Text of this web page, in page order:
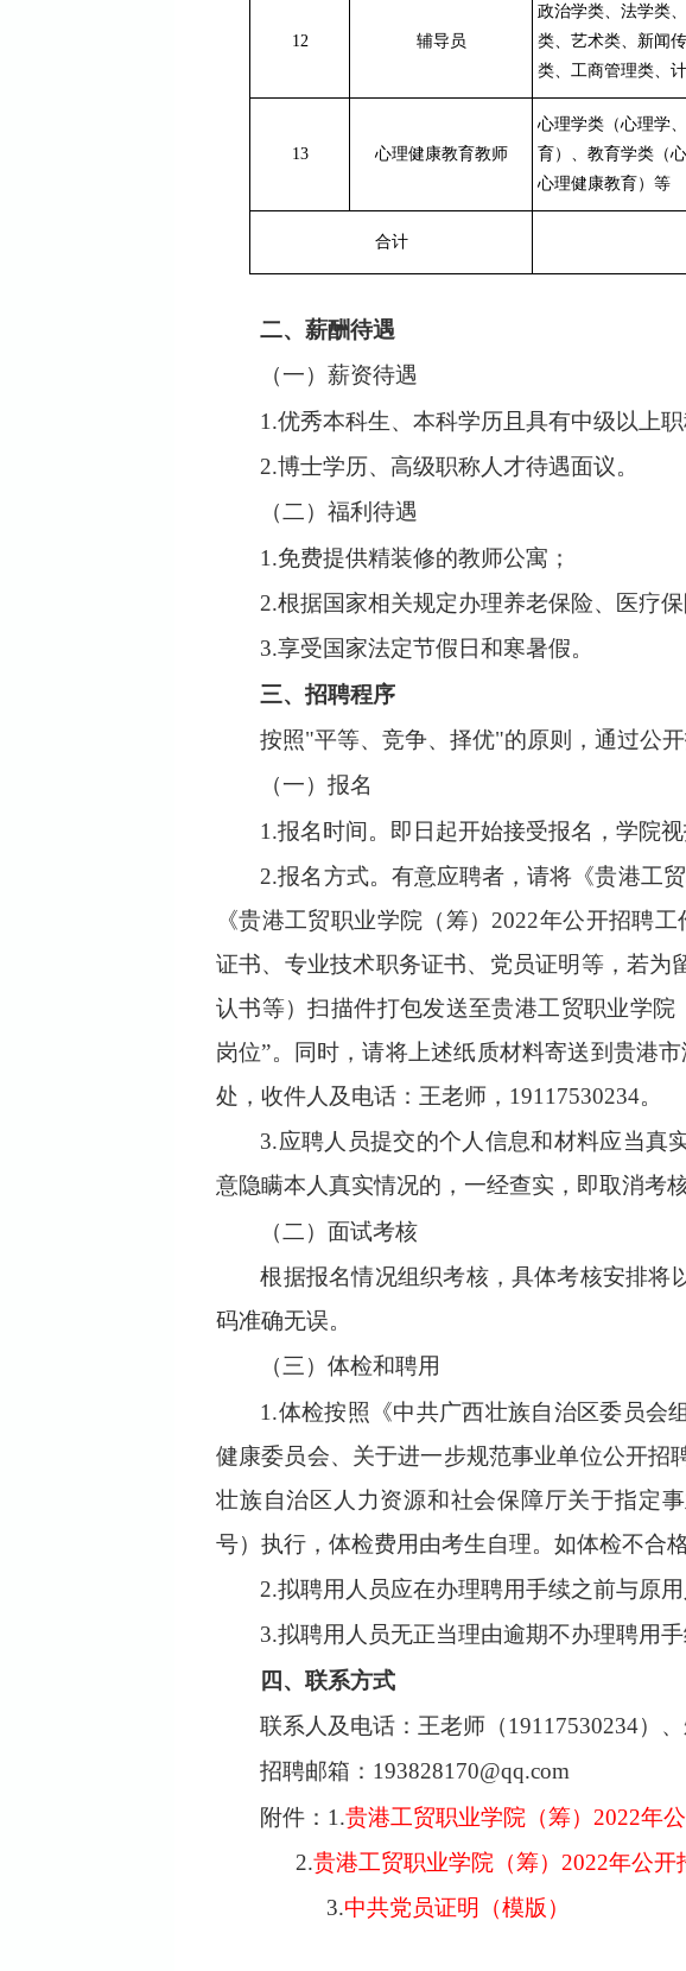
12 辅导员
政治学类、法学类
类、艺术类、新闻
类、工商管理类、
13 心理健康教育教师
心理学类（心理学
育）、教育学类（
心理健康教育） 等
合计
二、薪酬待遇
（一）薪资待遇
1.优秀本科生、本科学历且具有中级以上
2.博士学历、高级职称人才待遇面议。
（二）福利待遇
1.免费提供精装修的教师公寓；
2.根据国家相关规定办理养老保险、医疗
3.享受国家法定节假日和寒暑假。​
三、招聘程序
按照"平等、竞争、择优"的原则，通过公
（一）报名
1.报名时间。 即日起开始接受报名，学院
2.报名方式。 有意应聘者，请将《贵港工贸
《贵港工贸职业学院（筹） 2022年公开招聘工
证书、 专业技术职务证书、党员证明等， 若为
认书等）扫描件打包发送至贵港工贸职业学院
岗位”。
同时，请将上述纸质材料寄送到 贵港
处， 收件人及电话：王老师， 19117530234。
3.应聘人员提交的个人信息和材料应当真
意隐瞒本人真实情况的，一经查实，即取消考
（二）面试考核
根据报名情况组织考核，具体考核安排将
码准确无误。
（三）体检和聘用
1.体检按照《中共广西壮族自治区委员会
健康委员会、关于进一步规范事业单位公开招
壮族自治区人力资源和社会保障厅关于指定
号）执行，体检费用由考生自理。如体检不合格
2.拟聘用人员应在办理聘用手续之前与原
3.拟聘用人员无正当理由逾期不办理聘用手
四、联系方式
联系人 及电话 ： 王老师（19117530234）
招聘邮箱： 193828170@qq.com
附件： 1 .贵港工贸职业学院（筹）2022年
2.贵港工贸职业学院（筹）2022年公
3.中共党员证明（模版）